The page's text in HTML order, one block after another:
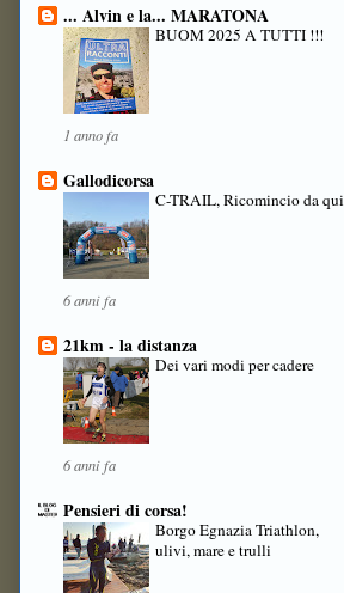
... Alvin e la... MARATONA
BUOM 2025 A TUTTI !!!
1 anno fa
Gallodicorsa
C-TRAIL, Ricomincio da qui
6 anni fa
21km - la distanza
Dei vari modi per cadere
6 anni fa
Pensieri di corsa!
Borgo Egnazia Triathlon,
ulivi, mare e trulli